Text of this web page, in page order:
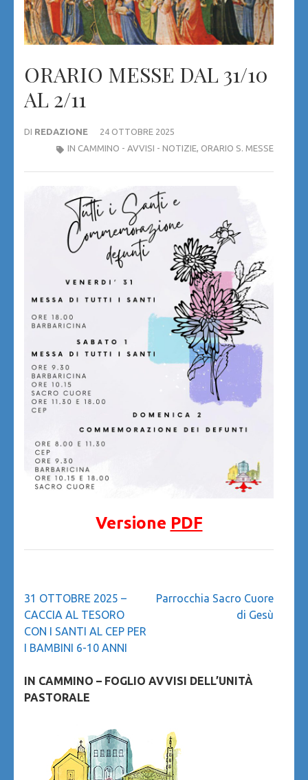
ORARIO MESSE DAL 31/10
AL 2/11
DI REDAZIONE
24 OTTOBRE 2025
IN CAMMINO - AVVISI - NOTIZIE, ORARIO S. MESSE
Versione PDF
Navigazione
articoli
31 OTTOBRE 2025 –
CACCIA AL TESORO
CON I SANTI AL CEP PER
I BAMBINI 6-10 ANNI
Parrocchia Sacro Cuore
di Gesù
IN CAMMINO – FOGLIO AVVISI DELL’UNITÀ
PASTORALE